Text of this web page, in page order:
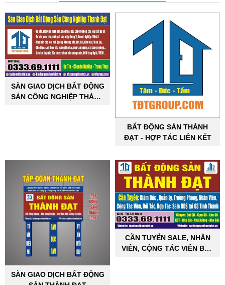
SÀN GIAO DỊCH BẤT ĐỘNG
SẢN CÔNG NGHIỆP THÀNH
BẤT ĐỘNG SẢN THÀNH
ĐẠT - HỢP TÁC LIÊN KẾT
SÀN GIAO DỊCH BẤT ĐỘNG
CẦN TUYỂN SALE, NHÂN
VIÊN, CỘNG TÁC VIÊN BẤT